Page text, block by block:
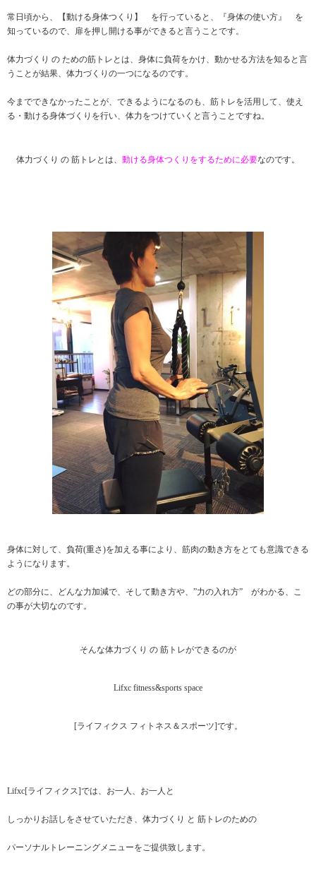
常日頃から、【動ける身体つくり】 を行っていると、『身体の使い方』 を
知っているので、扉を押し開ける事ができると言うことです。
体力づくり の ための筋トレとは、身体に負荷をかけ、動かせる方法を知ると言
うことが結果、体力づくりの一つになるのです。
今までできなかったことが、できるようになるのも、筋トレを活用して、使え
る・動ける身体づくりを行い、体力をつけていくと言うことですね。
体力づくり の 筋トレとは、 動ける身体つくりをするために必要なのです。
身体に対して、負荷(重さ)を加える事により、筋肉の動き方をとても意識できる
ようになります。
どの部分に、どんな力加減で、そして動き方や、”力の入れ方” がわかる、こ
の事が大切なのです。
そんな体力づくり の 筋トレができるのが
Lifxc fitness&sports space
[ライフィクス フィトネス＆スポーツ]です。
Lifxc[ライフィクス]では、お一人、お一人と
しっかりお話しをさせていただき、体力づくり と 筋トレのための
パーソナルトレーニングメニューをご提供致します。